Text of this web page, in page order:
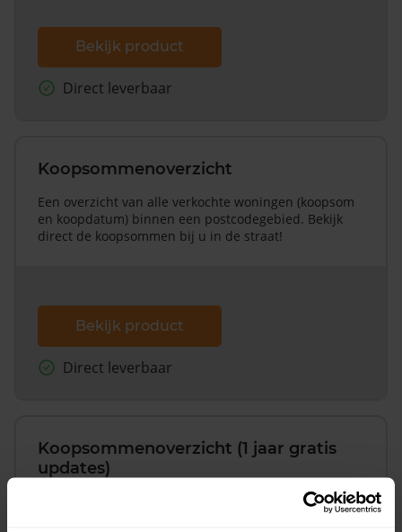
Bekijk product
Direct leverbaar
Koopsommenoverzicht
Een overzicht van alle verkochte woningen (koopsom
en koopdatum) binnen een postcodegebied. Bekijk
direct de koopsommen bij u in de straat!
Bekijk product
Direct leverbaar
Koopsommenoverzicht (1 jaar gratis
updates)